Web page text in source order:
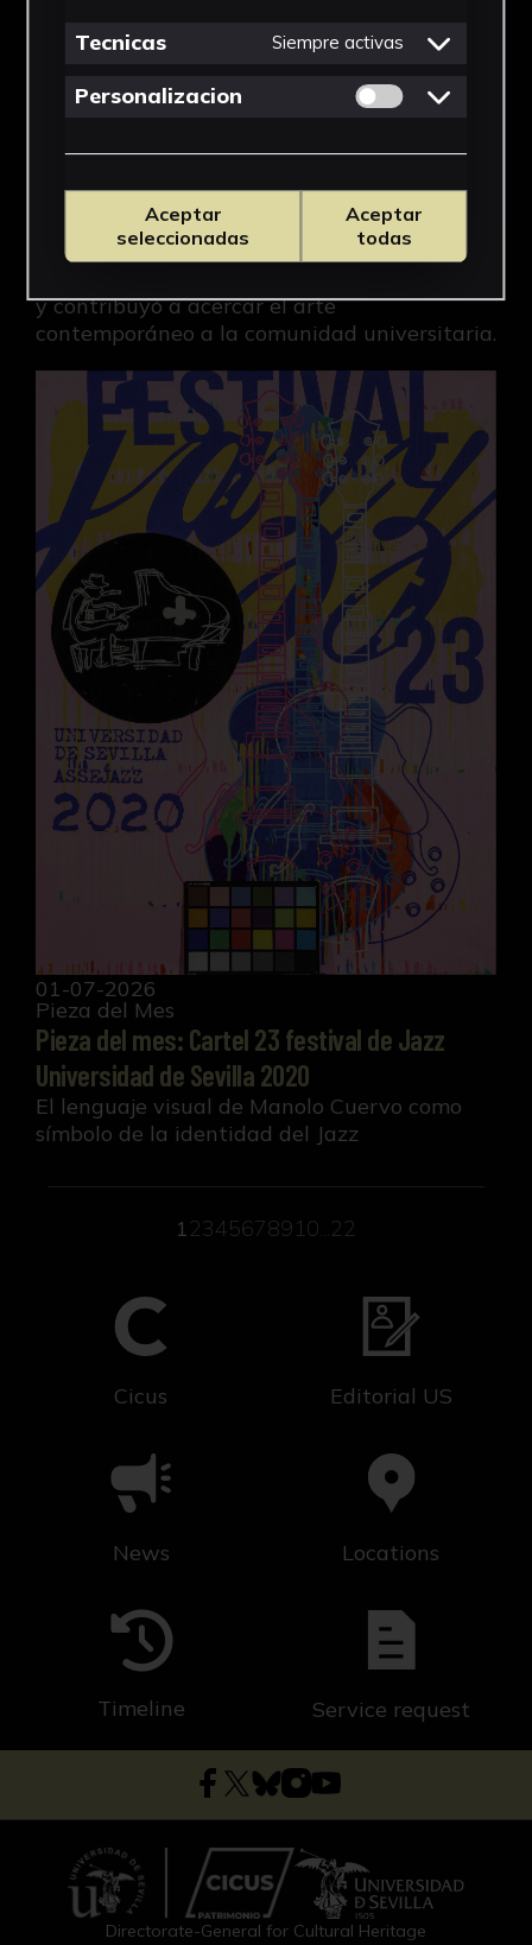
Fallece Manolo Cuervo, artista imprescindible
de la creación contemporánea sevillana
El pintor y diseñador mantuvo una estrecha
vinculación con la Universidad de Sevilla y el
y contribuyó a acercar el arte
contemporáneo a la comunidad universitaria.
Pieza del mes: Cartel 23 festival de Jazz
01-07-2026
Pieza del Mes
Pieza del mes: Cartel 23 festival de Jazz
Universidad de Sevilla 2020
El lenguaje visual de Manolo Cuervo como
símbolo de la identidad del Jazz
12345678910 ...22
Cicus Editorial US
News Locations
Timeline Service request
Directorate-General for Cultural Heritage
Tecnicas Siempre activas
Personalizacion Permitir cookies
Aceptar
seleccionadas
Aceptar
todas